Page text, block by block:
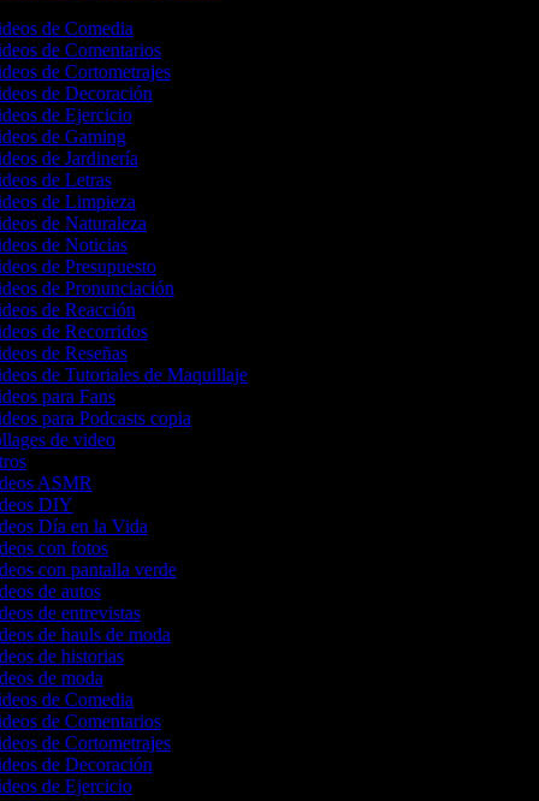
de Comedia
de Comentarios
de Cortometrajes
de Decoración
de Ejercicio
de Gaming
de Jardinería
de Letras
de Limpieza
de Naturaleza
de Noticias
de Presupuesto
de Pronunciación
de Reacción
de Recorridos
de Reseñas
de Tutoriales de Maquillaje
para Fans
para Podcasts copia
de video
ASMR
DIY
Día en la Vida
con fotos
con pantalla verde
de autos
de entrevistas
de hauls de moda
de historias
de moda
de Comedia
de Comentarios
de Cortometrajes
de Decoración
de Ejercicio